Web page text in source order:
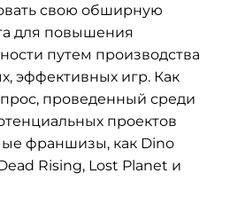
свою обширную
для повышения
путем производства
эффективных игр. Как
проведенный среди
проектов
франшизы, как Dino
Rising, Lost Planet и